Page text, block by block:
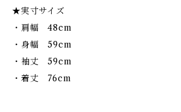
★実寸サイズ
・肩幅 48cm
・身幅 59cm
・袖丈 59cm
・着丈 76cm